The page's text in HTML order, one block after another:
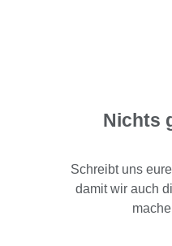
Nichts
Schreibt uns
damit wir auch